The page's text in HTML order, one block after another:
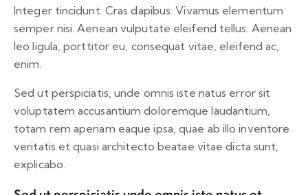
Integer tincidunt. Cras dapibus. Vivamus elementum
semper nisi. Aenean vulputate eleifend tellus. Aenean
leo ligula, porttitor eu, consequat vitae, eleifend ac,
enim.
Sed ut perspiciatis, unde omnis iste natus error sit
voluptatem accusantium doloremque laudantium,
totam rem aperiam eaque ipsa, quae ab illo inventore
veritatis et quasi architecto beatae vitae dicta sunt,
explicabo.